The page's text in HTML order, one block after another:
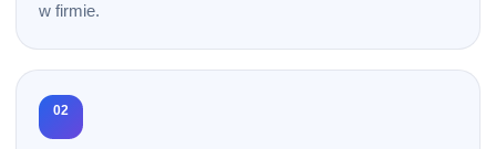
w firmie.
02